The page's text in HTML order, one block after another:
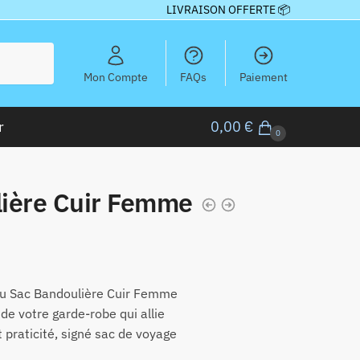
LIVRAISON OFFERTE 📦
Mon Compte FAQs Paiement
0,00 € 0
Cuir Femme
Sac Bandoulière Cuir Femme
votre garde-robe qui allie
signé sac de voyage